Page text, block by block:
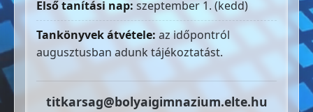
Első tanítási nap: szeptember 1. (kedd)
Tankönyvek átvétele: az időpontról
augusztusban adunk tájékoztatást.
titkarsag@bolyaigimnazium.elte.hu